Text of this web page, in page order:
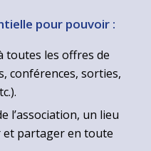
pour pouvoir :
toutes les offres de
conférences, sorties,
l’association, un lieu
et partager en toute